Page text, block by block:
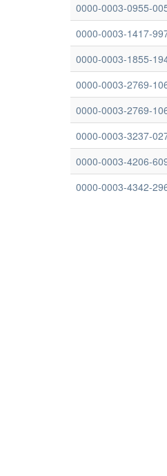
0000-0003-0955-
0000-0003-1417-
0000-0003-1855-
0000-0003-2769-
0000-0003-2769-
0000-0003-3237-
0000-0003-4206-
0000-0003-4342-